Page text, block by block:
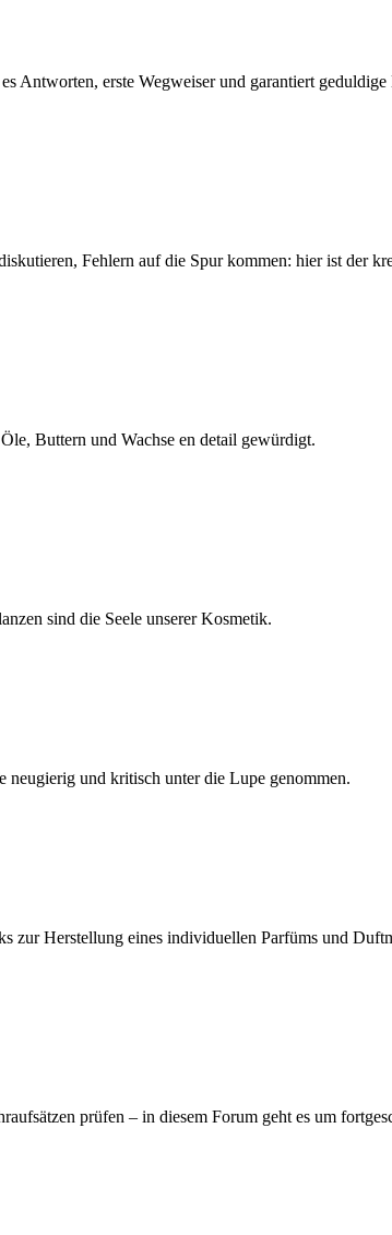
Antworten, erste Wegweiser und garantiert
Fehlern auf die Spur kommen: hier ist der
Buttern und Wachse en detail gewürdigt.
sind die Seele unserer Kosmetik.
und kritisch unter die Lupe genommen.
Herstellung eines individuellen Parfüms und
prüfen – in diesem Forum geht es um